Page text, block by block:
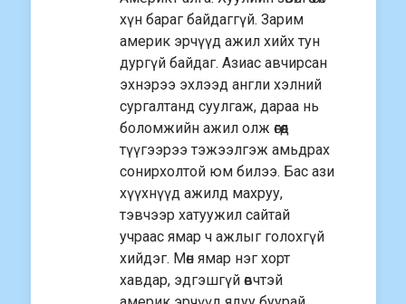
хүн бараг байдаггүй. Зарим
америк эрчүүд ажил хийх тун
дургүй байдаг. Азиас авчирсан
эхнэрээ эхлээд англи хэлний
сургалтанд суулгаж, дараа нь
боломжийн ажил олж өгөөд
түүгээрээ тэжээлгэж амьдрах
сонирхолтой юм билээ. Бас ази
хүүхнүүд ажилд махруу,
тэвчээр хатуужил сайтай
учраас ямар ч ажлыг голохгүй
хийдэг. Мөн ямар нэг хорт
хавдар, эдгэшгүй өвчтэй